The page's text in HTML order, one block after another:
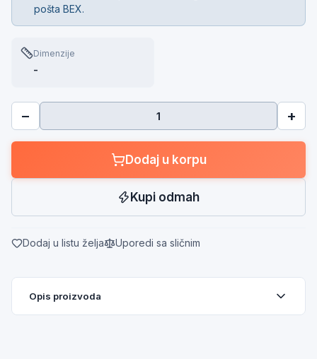
pošta BEX.
Dimenzije
-
− +
Dodaj u korpu
Kupi odmah
Dodaj u listu želja Uporedi sa sličnim
Opis proizvoda